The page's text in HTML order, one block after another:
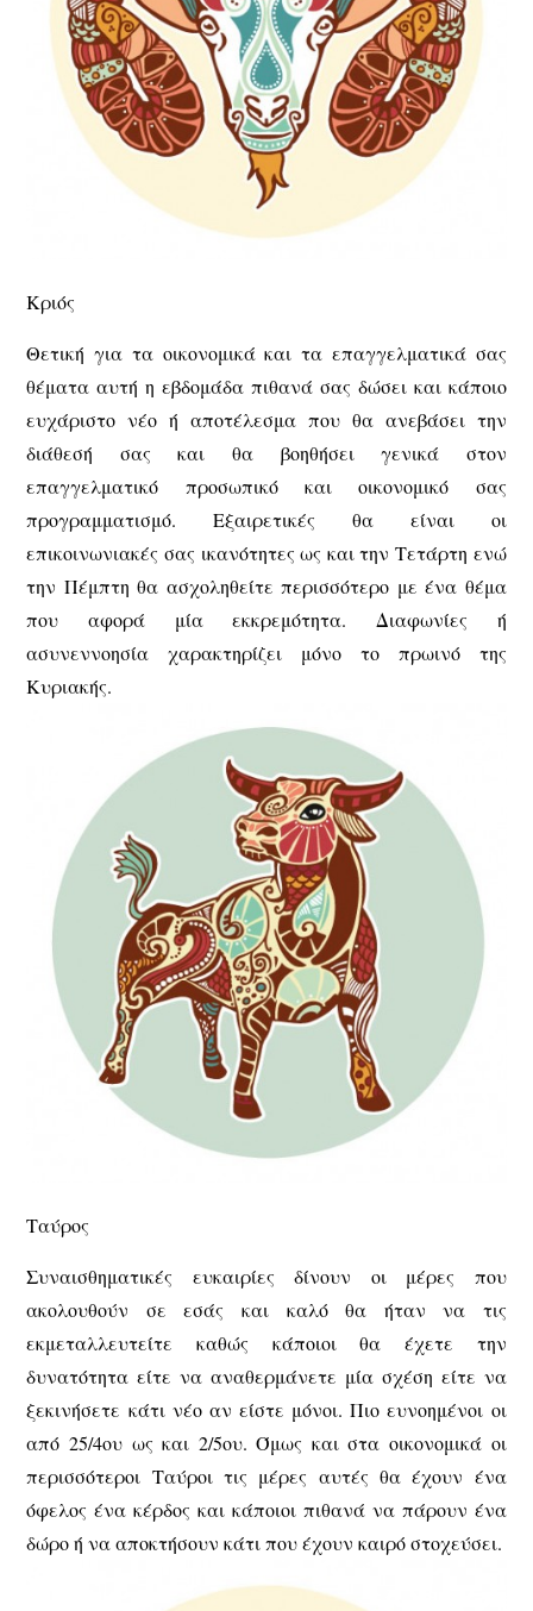
Κριός
Θετική για τα οικονομικά και τα επαγγελματικά σας
θέματα αυτή η εβδομάδα πιθανά σας δώσει και κάποιο
ευχάριστο νέο ή αποτέλεσμα που θα ανεβάσει την
διάθεσή σας και θα βοηθήσει γενικά στον
επαγγελματικό προσωπικό και οικονομικό σας
προγραμματισμό. Εξαιρετικές θα είναι οι
επικοινωνιακές σας ικανότητες ως και την Τετάρτη ενώ
την Πέμπτη θα ασχοληθείτε περισσότερο με ένα θέμα
που αφορά μία εκκρεμότητα. Διαφωνίες ή
ασυνεννοησία χαρακτηρίζει μόνο το πρωινό της
Κυριακής.
Ταύρος
Συναισθηματικές ευκαιρίες δίνουν οι μέρες που
ακολουθούν σε εσάς και καλό θα ήταν να τις
εκμεταλλευτείτε καθώς κάποιοι θα έχετε την
δυνατότητα είτε να αναθερμάνετε μία σχέση είτε να
ξεκινήσετε κάτι νέο αν είστε μόνοι. Πιο ευνοημένοι οι
από 25/4ου ως και 2/5ου. Όμως και στα οικονομικά οι
περισσότεροι Ταύροι τις μέρες αυτές θα έχουν ένα
όφελος ένα κέρδος και κάποιοι πιθανά να πάρουν ένα
δώρο ή να αποκτήσουν κάτι που έχουν καιρό στοχεύσει.